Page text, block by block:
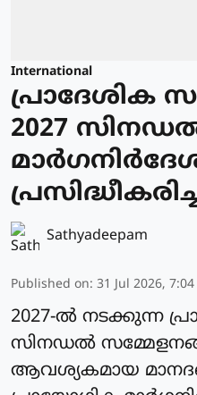
International
പ്രാദേശിക
2027
Sathyadeepam
Published on: 31 Jul 2026,
2027-ല്‍ നടക്കുന്ന
സിനഡല്‍
ആവശ്യകമായ